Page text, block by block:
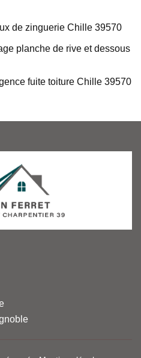
de zinguerie Chille 39570
planche de rive et dessous
fuite toiture Chille 39570